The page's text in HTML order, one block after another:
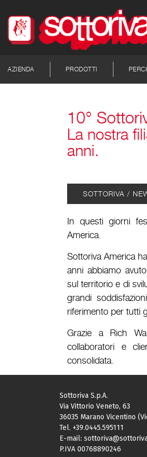
AZIENDA PRODOTTI
10°
La nostra
anni.
SOTTORIVA /
In questi giorni
America.
Sottoriva America
anni abbiamo
sul territorio e di
grandi
riferimento per tutti
Grazie a Rich
collaboratori e
consolidata.
Sottoriva S.p.A.
Via Vittorio Veneto, 63
36035 Marano Vicentino
Tel. +39.0445.595111
E-mail:
P.IVA 00768890246